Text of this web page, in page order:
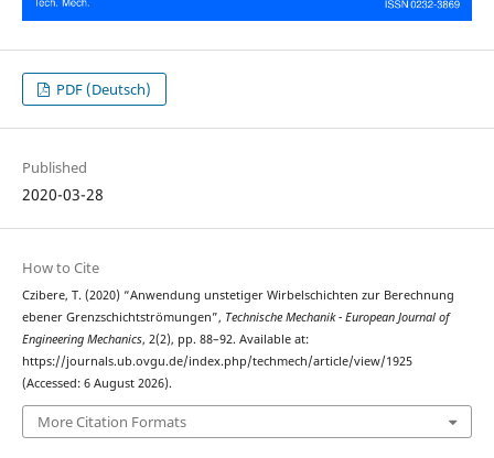
PDF (Deutsch)
Published
2020-03-28
How to Cite
Czibere, T. (2020) “Anwendung unstetiger Wirbelschichten zur Berechnung
ebener Grenzschichtströmungen”, Technische Mechanik - European Journal of
Engineering Mechanics, 2(2), pp. 88–92. Available at:
https://journals.ub.ovgu.de/index.php/techmech/article/view/1925
(Accessed: 6 August 2026).
More Citation Formats